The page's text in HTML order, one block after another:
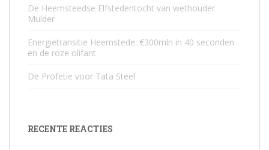
De Heemsteedse Elfstedentocht van wethouder
Mulder
Energietransitie Heemstede: €300mln in 40 seconden
en de roze olifant
De Profetie voor Tata Steel
RECENTE REACTIES